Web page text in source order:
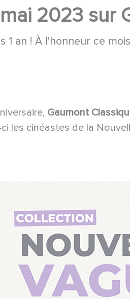
2023 sur
1 an ! À l'honneur ce
Gaumont
les cinéastes de la